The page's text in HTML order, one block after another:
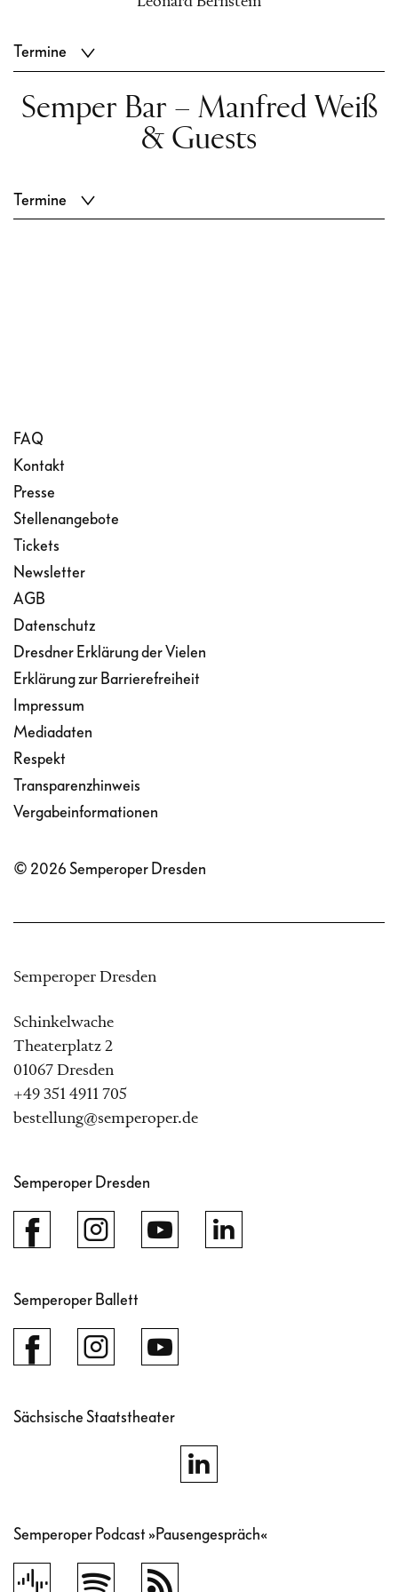
Termine
Semper Bar – Manfred Weiß
& Guests
Termine
FAQ
Kontakt
Presse
Stellenangebote
Tickets
Newsletter
AGB
Datenschutz
Dresdner Erklärung der Vielen
Erklärung zur Barrierefreiheit
Impressum
Mediadaten
Respekt
Transparenzhinweis
Vergabeinformationen
© 2026 Semperoper Dresden
Semperoper Dresden
Schinkelwache
Theaterplatz 2
01067 Dresden
+49 351 4911 705
bestellung@semperoper.de
Semperoper Dresden
Semperoper Ballett
Sächsische Staatstheater
Semperoper Podcast »Pausengespräch«